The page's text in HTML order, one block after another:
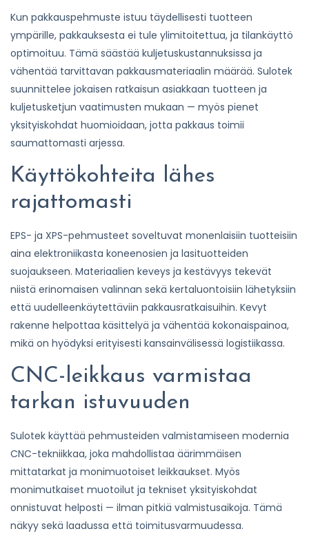
Kun pakkauspehmuste istuu täydellisesti tuotteen
ympärille, pakkauksesta ei tule ylimitoitettua, ja tilankäyttö
optimoituu. Tämä säästää kuljetuskustannuksissa ja
vähentää tarvittavan pakkausmateriaalin määrää. Sulotek
suunnittelee jokaisen ratkaisun asiakkaan tuotteen ja
kuljetusketjun vaatimusten mukaan — myös pienet
yksityiskohdat huomioidaan, jotta pakkaus toimii
saumattomasti arjessa.
Käyttökohteita lähes
rajattomasti
EPS- ja XPS-pehmusteet soveltuvat monenlaisiin tuotteisiin
aina elektroniikasta koneenosien ja lasituotteiden
suojaukseen. Materiaalien keveys ja kestävyys tekevät
niistä erinomaisen valinnan sekä kertaluontoisiin lähetyksiin
että uudelleenkäytettäviin pakkausratkaisuihin. Kevyt
rakenne helpottaa käsittelyä ja vähentää kokonaispainoa,
mikä on hyödyksi erityisesti kansainvälisessä logistiikassa.
CNC-leikkaus varmistaa
tarkan istuvuuden
Sulotek käyttää pehmusteiden valmistamiseen modernia
CNC-tekniikkaa, joka mahdollistaa äärimmäisen
mittatarkat ja monimuotoiset leikkaukset. Myös
monimutkaiset muotoilut ja tekniset yksityiskohdat
onnistuvat helposti — ilman pitkiä valmistusaikoja. Tämä
näkyy sekä laadussa että toimitusvarmuudessa.